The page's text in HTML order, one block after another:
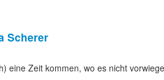
Scherer
eine Zeit kommen, wo es nicht